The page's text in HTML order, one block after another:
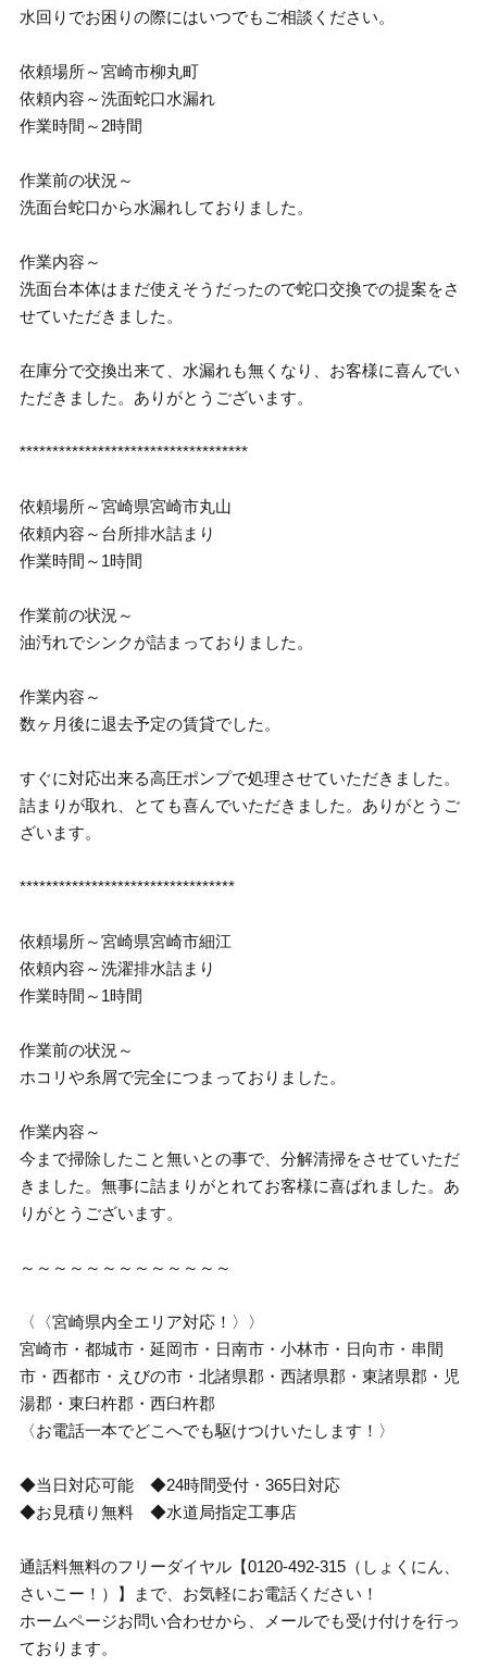
水回りでお困りの際にはいつでもご相談ください。
依頼場所～宮崎市柳丸町
依頼内容～洗面蛇口水漏れ
作業時間～2時間
作業前の状況～
洗面台蛇口から水漏れしておりました。
作業内容～
洗面台本体はまだ使えそうだったので蛇口交換での提案をさ
せていただきました。
在庫分で交換出来て、水漏れも無くなり、お客様に喜んでい
ただきました。ありがとうございます。
***********************************
依頼場所～宮崎県宮崎市丸山
依頼内容～台所排水詰まり
作業時間～1時間
作業前の状況～
油汚れでシンクが詰まっておりました。
作業内容～
数ヶ月後に退去予定の賃貸でした。
すぐに対応出来る高圧ポンプで処理させていただきました。
詰まりが取れ、とても喜んでいただきました。ありがとうご
ざいます。
*********************************
依頼場所～宮崎県宮崎市細江
依頼内容～洗濯排水詰まり
作業時間～1時間
作業前の状況～
ホコリや糸屑で完全につまっておりました。
作業内容～
今まで掃除したこと無いとの事で、分解清掃をさせていただ
きました。無事に詰まりがとれてお客様に喜ばれました。あ
りがとうございます。
～～～～～～～～～～～～～
〈〈宮崎県内全エリア対応！〉〉
宮崎市・都城市・延岡市・日南市・小林市・日向市・串間
市・西都市・えびの市・北諸県郡・西諸県郡・東諸県郡・児
湯郡・東臼杵郡・西臼杵郡
〈お電話一本でどこへでも駆けつけいたします！〉
◆当日対応可能 ◆24時間受付・365日対応
◆お見積り無料 ◆水道局指定工事店
通話料無料のフリーダイヤル【0120-492-315（しょくにん、
さいこー！）】まで、お気軽にお電話ください！
ホームページお問い合わせから、メールでも受け付けを行っ
ております。